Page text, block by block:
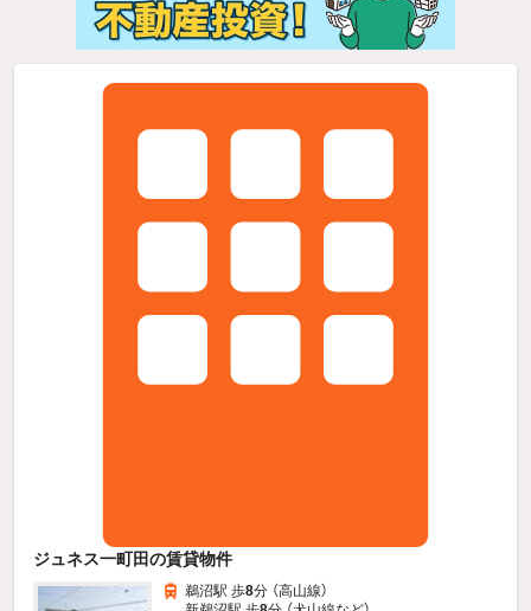
ジュネス一町田の賃貸物件
鵜沼駅 歩8分 （高山線）